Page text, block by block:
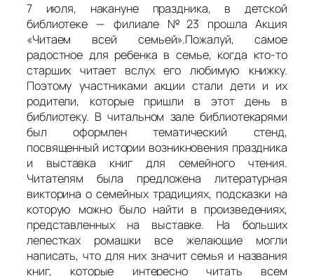
7 июля, накануне праздника, в детской
библиотеке — филиале №23 прошла Акция
«Читаем всей семьей».Пожалуй, самое
радостное для ребенка в семье, когда кто-то
старших читает вслух его любимую книжку.
Поэтому участниками акции стали дети и их
родители, которые пришли в этот день в
библиотеку. В читальном зале библиотекарями
был оформлен тематический стенд,
посвященный истории возникновения праздника
и выставка книг для семейного чтения.
Читателям была предложена литературная
викторина о семейных традициях, подсказки на
которую можно было найти в произведениях,
представленных на выставке. На больших
лепестках ромашки все желающие могли
написать, что для них значит семья и названия
книг, которые интересно читать всем